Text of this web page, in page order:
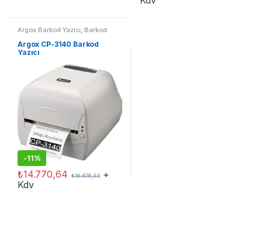
Argox Barkod Yazıcı, Barkod
Yazıcı
Argox CP-3140 Barkod
Yazıcı
-11%
₺14.770,64 ₺16.676,53+
Kdv